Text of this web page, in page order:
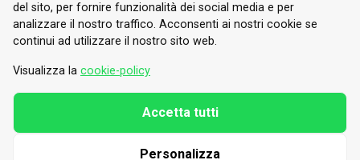
© 2026 Valle di Susa
Tesori di Arte e Cultura Alpina
Tel.
E-mail.info@vallesusa-tesori.it
del sito, per fornire funzionalità dei social media e per
analizzare il nostro traffico. Acconsenti ai nostri cookie se
continui ad utilizzare il nostro sito web.
Visualizza la cookie-policy
Personalizza
Accetta tutti